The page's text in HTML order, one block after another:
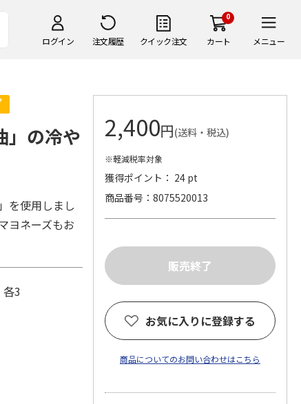
ログイン 注文履歴 クイック注文
0
カート メニュー
」の冷や
を使用しまし
ヨネーズもお
3
2,400円(送料・税込)
※軽減税率対象
獲得ポイント： 24 pt
商品番号
8075520013
お気に入りに登録する
商品についてのお問い合わせはこちら